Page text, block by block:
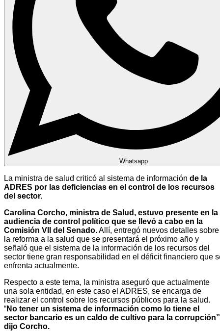
Whatsapp
La ministra de salud criticó al sistema de información de la
ADRES por las deficiencias en el control de los recursos
del sector.
Carolina Corcho, ministra de Salud, estuvo presente en la
audiencia de control político que se llevó a cabo en la
Comisión VII del Senado. Allí, entregó nuevos detalles sobre
la reforma a la salud que se presentará el próximo año y
señaló que el sistema de la información de los recursos del
sector tiene gran responsabilidad en el déficit financiero que
enfrenta actualmente.
Respecto a este tema, la ministra aseguró que actualmente
una sola entidad, en este caso el ADRES, se encarga de
realizar el control sobre los recursos públicos para la salud.
“No tener un sistema de información como lo tiene el
sector bancario es un caldo de cultivo para la
dijo Corcho.